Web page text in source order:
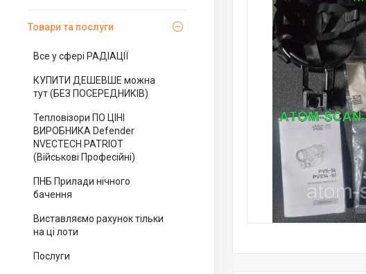
Товари та послуги
Все у сфері РАДІАЦІЇ
КУПИТИ ДЕШЕВШЕ можна
тут (БЕЗ ПОСЕРЕДНИКІВ)
Тепловізори ПО ЦІНІ
ВИРОБНИКА Defender
NVECTECH PATRIOT
(Військові Професійні)
ПНБ Прилади нічного
бачення
Виставляємо рахунок тільки
на ці лоти
Послуги